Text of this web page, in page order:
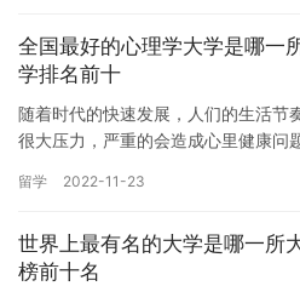
全国最好的心理学大学是哪一
学排名前十
随着时代的快速发展，人们的生活节
很大压力，严重的会造成心里健康问
校。那…
留学 2022-11-23
世界上最有名的大学是哪一所
榜前十名